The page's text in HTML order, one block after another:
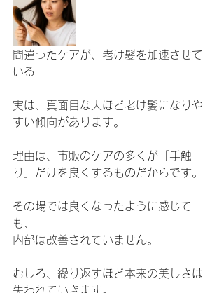
間違ったケアが、老け髪を加速させて
いる
実は、真面目な人ほど老け髪になりや
すい傾向があります。
理由は、市販のケアの多くが「手触
り」だけを良くするものだからです。
その場では良くなったように感じて
も、
内部は改善されていません。
むしろ、繰り返すほど本来の美しさは
失われていきます。